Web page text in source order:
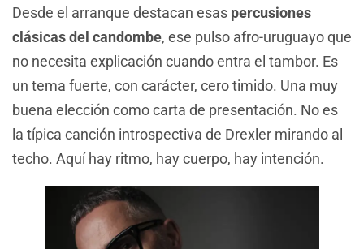
Desde el arranque destacan esas percusiones
clásicas del candombe, ese pulso afro-uruguayo que
no necesita explicación cuando entra el tambor. Es
un tema fuerte, con carácter, cero timido. Una muy
buena elección como carta de presentación. No es
la típica canción introspectiva de Drexler mirando al
techo. Aquí hay ritmo, hay cuerpo, hay intención.